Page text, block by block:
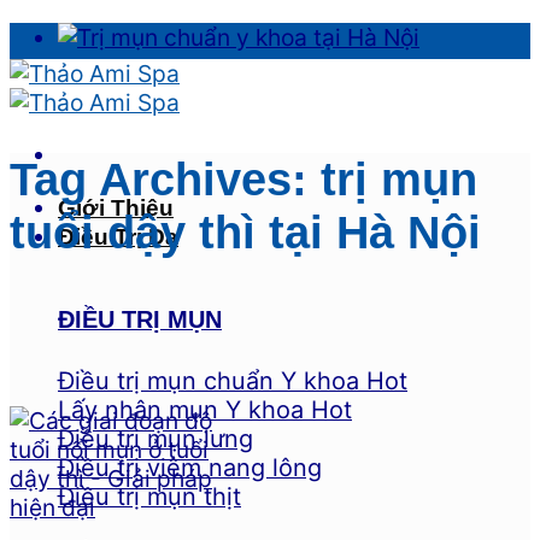
Skip
to
content
Giới Thiệu
Điều Trị Da
ĐIỀU TRỊ MỤN
Điều trị mụn chuẩn Y khoa
Lấy nhân mụn Y khoa
Điều trị mụn lưng
Điều trị viêm nang lông
Điều trị mụn thịt
Tag Archives: trị mụn
tuổi dậy thì tại Hà Nội